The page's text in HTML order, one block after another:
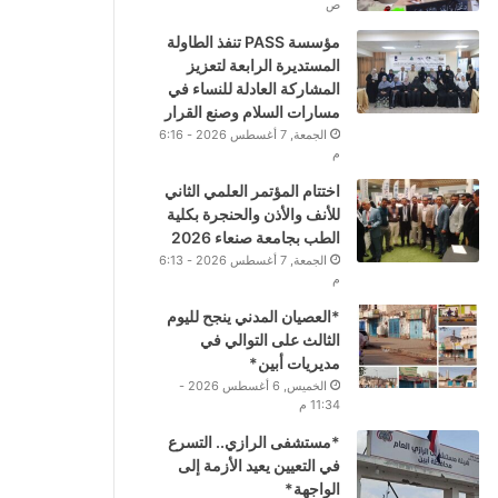
ص
مؤسسة PASS تنفذ الطاولة
المستديرة الرابعة لتعزيز
المشاركة العادلة للنساء في
مسارات السلام وصنع القرار
الجمعة, 7 أغسطس 2026 - 6:16
م
اختتام المؤتمر العلمي الثاني
للأنف والأذن والحنجرة بكلية
الطب بجامعة صنعاء 2026
الجمعة, 7 أغسطس 2026 - 6:13
م
*العصيان المدني ينجح لليوم
الثالث على التوالي في
مديريات أبين*
الخميس, 6 أغسطس 2026 -
11:34 م
*مستشفى الرازي.. التسرع
في التعيين يعيد الأزمة إلى
الواجهة*